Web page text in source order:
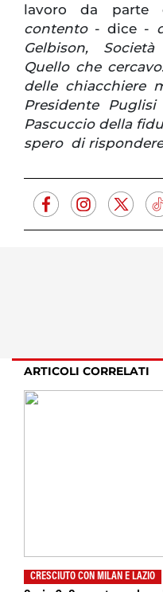
lavoro da parte
contento- dice -
Gelbison,
Quello che
delle chiacchiere
Presidente
Pascuccio della
spero di
ARTICOLI CORRELATI
CRESCIUTO CON MILAN E LAZIO